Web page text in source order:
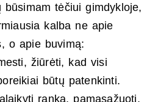
tėčiui gimdykloje,
kalba ne apie
o apie buvimą:
žiūrėti, kad visi
būtų patenkinti.
ranką, pamasažuoti,